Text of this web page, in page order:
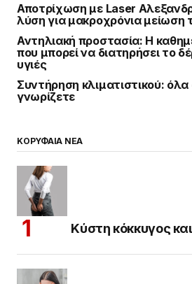
Αποτρίχωση με Laser
λύση για μακροχρόνια μείωση
Αντηλιακή προστασία: Η
που μπορεί να διατηρήσει το
υγιές
Συντήρηση κλιματιστικού:
γνωρίζετε
ΚΟΡΥΦΑΙΑ ΝΕΑ
Κύστη κόκκυγος